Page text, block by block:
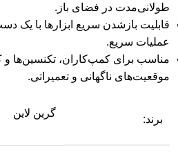
طولانی‌مدت در فضای باز.
قابلیت بازشدن سریع ابزارها با یک
عملیات سریع.
مناسب برای کمپ‌کاران، تکنسین‌ها و
موقعیت‌های ناگهانی و تعمیراتی.
برند:
گرین لاین